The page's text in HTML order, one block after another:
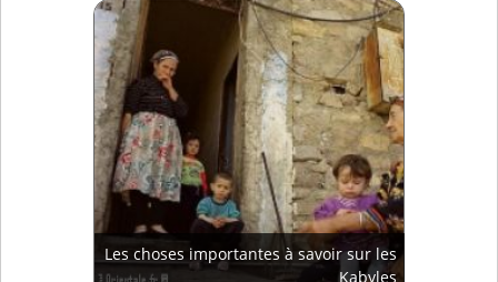
Les choses importantes à savoir sur les
Kabyles